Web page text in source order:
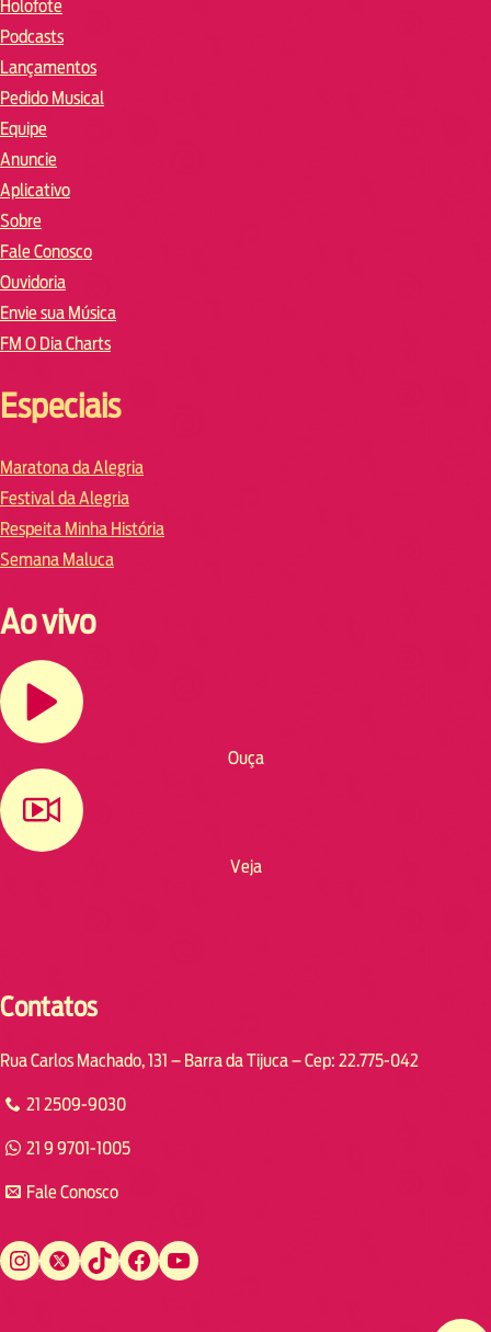
Holofote
Podcasts
Lançamentos
Pedido Musical
Equipe
Anuncie
Aplicativo
Sobre
Fale Conosco
Ouvidoria
Envie sua Música
FM O Dia Charts
Especiais
Maratona da Alegria
Festival da Alegria
Respeita Minha História
Semana Maluca
Ao vivo
Ouça
Veja
Contatos
Rua Carlos Machado, 131 – Barra da Tijuca – Cep: 22.775-042
21 2509-9030
21 9 9701-1005
Fale Conosco
Instagram Twitter TikTok Facebook YouTube